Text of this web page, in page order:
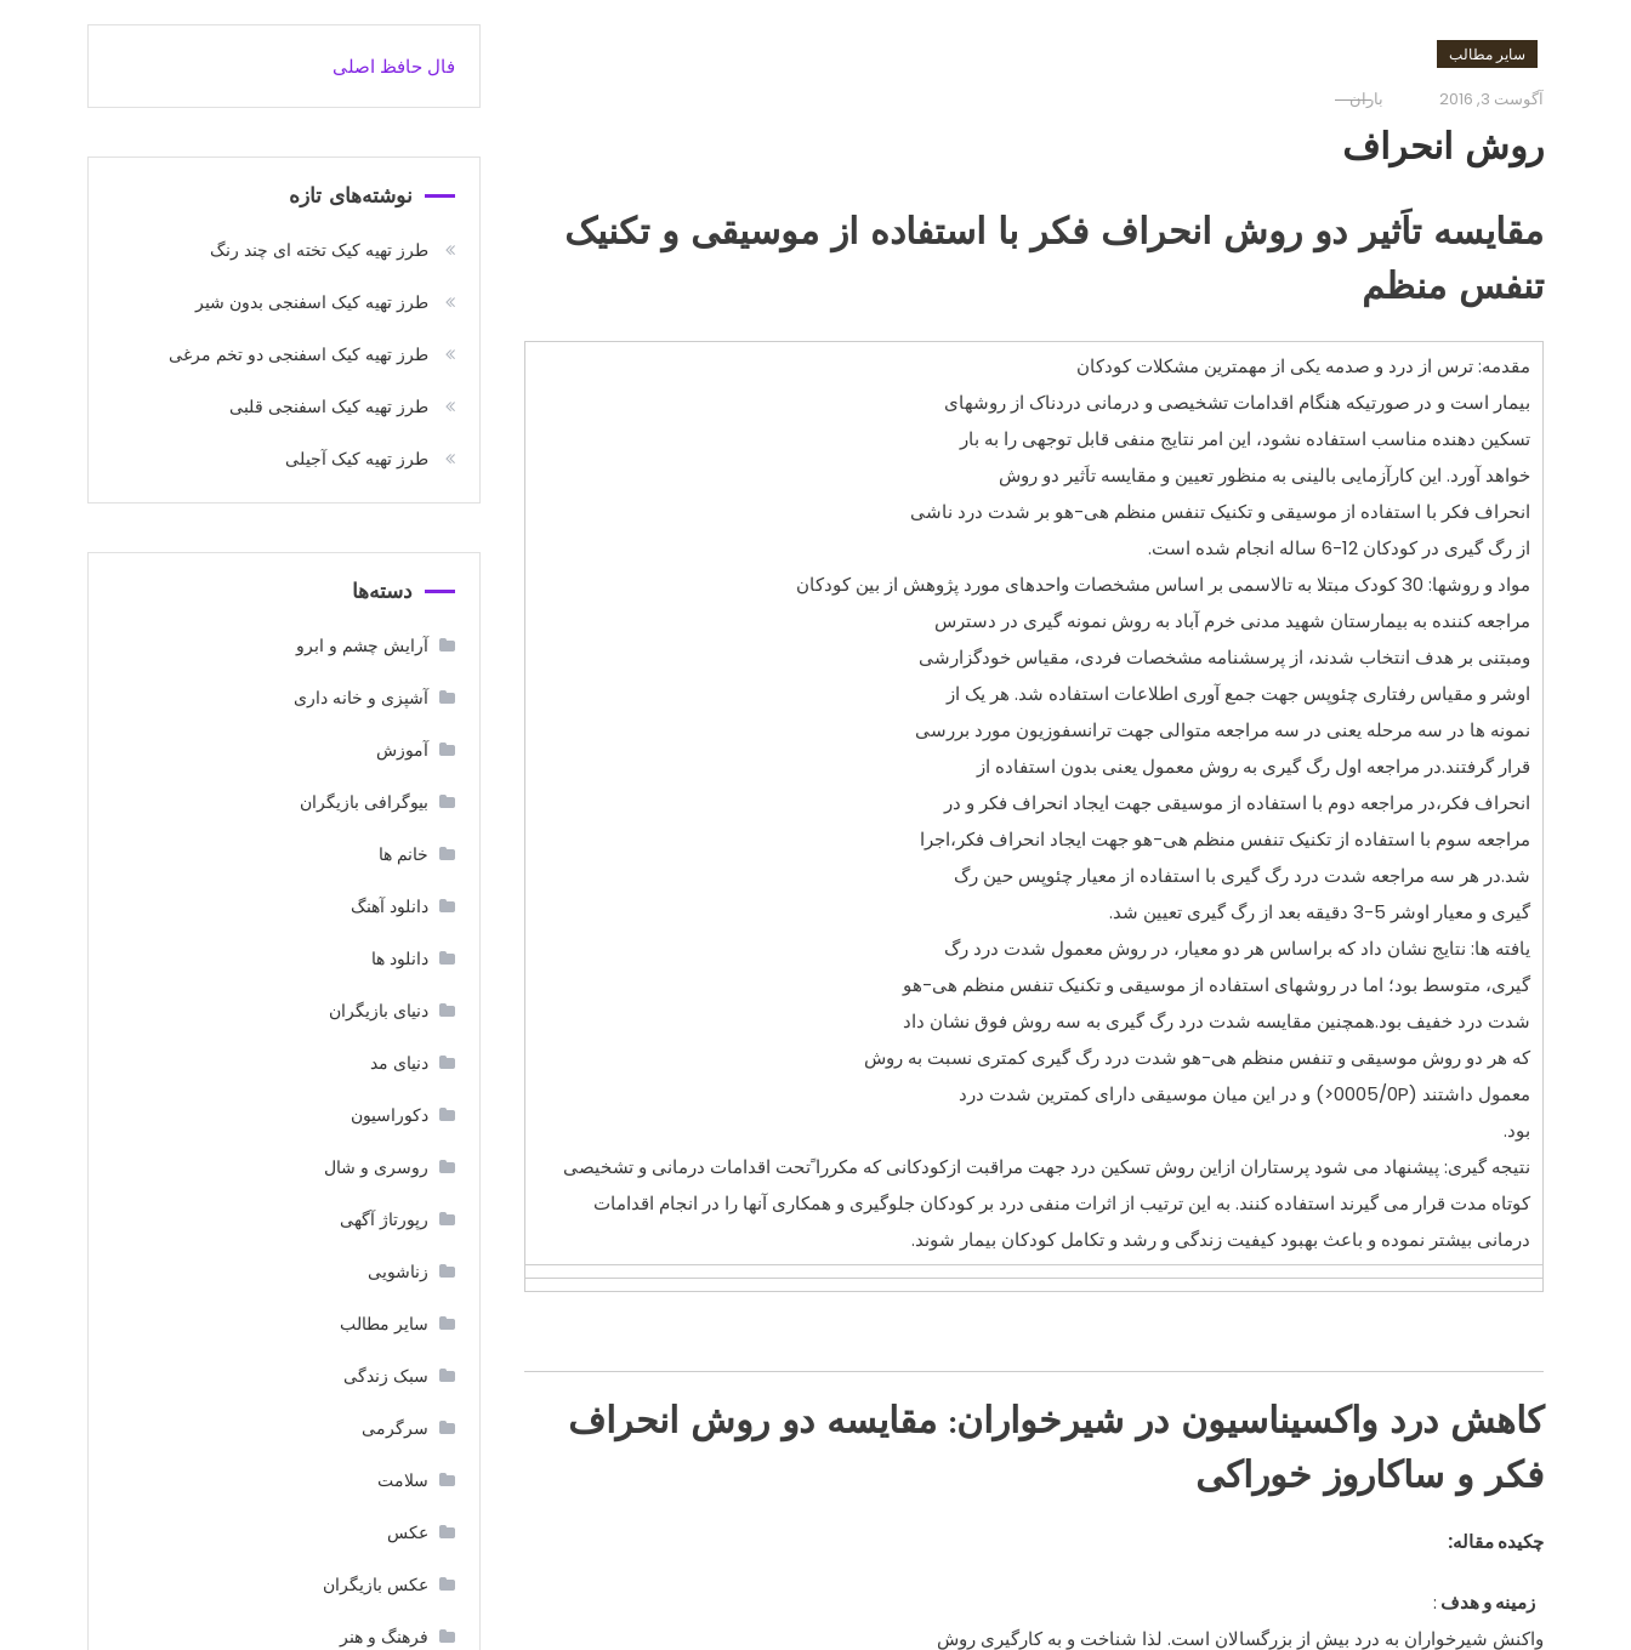
سایر مطالب
آگوست 3, 2016 باران
روش انحراف
مقايسه تاَثير دو روش انحراف فکر با استفاده از موسيقی و تکنيک
تنفس منظم
مقدمه: ترس از درد و صدمه يکی از مهمترين مشکلاتکودکان
بيمار است و در صورتيکه هنگام اقدامات تشخيصی و درمانی دردناک از روشهای
تسکين دهنده مناسب استفاده نشود، اين امر نتايج منفی قابل توجهی را به بار
خواهد آورد. اين کارآزمايی بالينی به منظور تعيين و مقايسه تاَثير دو روش
انحراف فکر با استفاده از موسيقی و تکنيک تنفس منظم هی-هو بر شدت درد ناشی
از رگ گيری درکودکان
مواد و روشها: 30 کودک مبتلا به تالاسمی بر اساس مشخصات واحدهای مورد پژوهش از بين
کودکان
مراجعه کننده به بيمارستان شهيد مدنی خرم آباد به روش نمونه گيری در دسترس
ومبتنی بر هدف انتخاب شدند، از پرسشنامه مشخصات فردی، مقياس خودگزارشی
اوشر و مقياس رفتاری چئوپس جهت جمع آوری اطلاعات استفاده شد. هر يک از
نمونه ها در سه مرحله يعنی در سه مراجعه متوالی جهت ترانسفوزيون مورد بررسی
قرار گرفتند.در مراجعه اول رگ گيری به روش معمول يعنی بدون استفاده از
انحراف فکر،در مراجعه دوم با استفاده از موسيقی جهت ايجاد انحراف فکر و در
مراجعه سوم با استفاده از تکنيک تنفس منظم هی-هو جهت ايجاد انحراف فکر،اجرا
شد.در هر سه مراجعه شدت درد رگ گيری با استفاده از معيار چئوپس حين رگ
گيری و معيار اوشر 5-3 دقيقه بعد از رگ گيری تعيين شد.
يافته ها: نتايج نشان داد که براساس هر دو معيار، در روش معمول شدت درد رگ
گيری، متوسط بود؛ اما در روشهای استفاده از موسيقی و تکنيک تنفس منظم هی-هو
شدت درد خفيف بود.همچنين مقايسه شدت درد رگ گيری به سه روش فوق نشان داد
که هر دو روش موسيقی و تنفس منظم هی-هو شدت درد رگ گيری کمتری نسبت به روش
معمول داشتند (0005/0P<) و در اين ميان موسيقی دارای کمترين شدت درد
بود.
نتيجه گيری: پيشنهاد می شود پرستاران ازاين روش تسکين درد جهت مراقبت ازکودکانی که مکررا ًتحت اقدامات درمانی و تشخيصی
کوتاه مدت قرار می گيرند استفاده کنند. به اين ترتيب از اثرات منفی درد برکودکان جلوگيری و همکاری آنها را در انجام اقدامات
درمانی بيشتر نموده و باعث بهبود کيفيت زندگی و رشد و تکاملکودکان بيمار شوند.
کاهش درد واکسيناسيون در شيرخواران: مقايسه دو روش انحراف
فکر و ساکاروز خوراکی
چکيده مقاله:
زمينه و هدف :
واکنش شيرخواران به درد بيش از بزرگسالان است. لذا شناخت و به کارگيری روش
فال حافظ اصلی
نوشته‌های تازه
طرز تهیه کیک تخته ای چند رنگ
طرز تهیه کیک اسفنجی بدون شیر
طرز تهیه کیک اسفنجی دو تخم مرغی
طرز تهیه کیک اسفنجی قلبی
طرز تهیه کیک آجیلی
دسته‌ها
آرایش چشم و ابرو
آشپزی و خانه داری
آموزش
بیوگرافی بازیگران
خانم ها
دانلود آهنگ
دانلود ها
دنیای بازیگران
دنیای مد
دکوراسیون
روسری و شال
رپورتاژ آگهی
زناشویی
سایر مطالب
سبک زندگی
سرگرمی
سلامت
عکس
عکس بازیگران
فرهنگ و هنر